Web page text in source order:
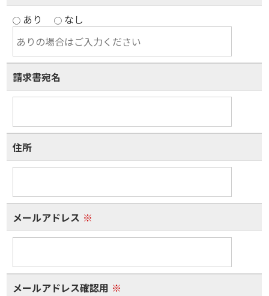
あり
なし
請求書宛名
住所
メールアドレス ※
メールアドレス確認用 ※